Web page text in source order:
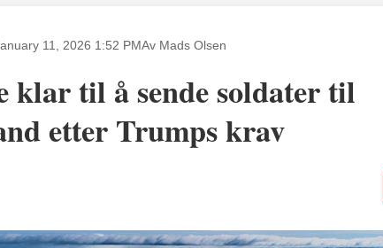
11, 2026 1:52 PMAv Mads Olsen
klar til å sende soldater til
etter Trumps krav